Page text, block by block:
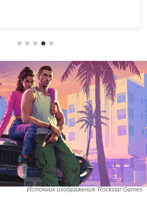
Источник изображения: Rockstar Games